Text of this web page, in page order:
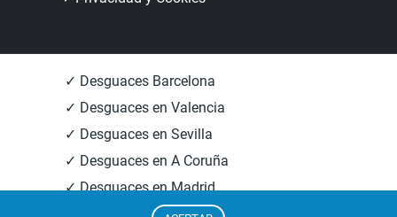
✓ Desguaces Barcelona
✓ Desguaces en Valencia
✓ Desguaces en Sevilla
✓ Desguaces en A Coruña
✓ Desguaces en Madrid